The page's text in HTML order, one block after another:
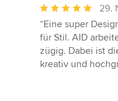
Durchschnittliche
Bewertung:
5
von
5
29.
“Eine super
für Stil. AID
zügig. Dabei ist
kreativ und